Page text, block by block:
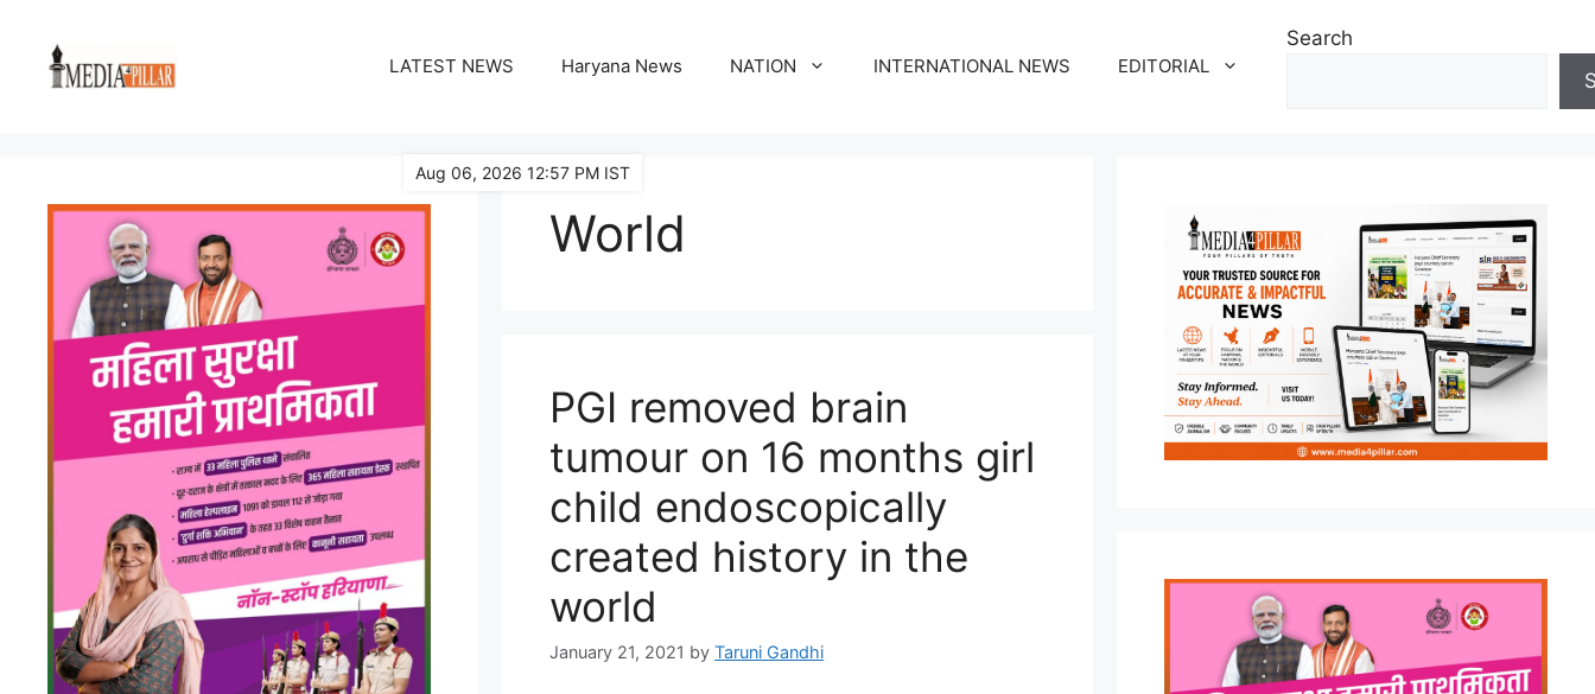
content
LATEST NEWS Haryana News NATION INTERNATIONAL NEWS EDITORIAL
Search
World
PGI removed brain
tumour on 16 months girl
child endoscopically
created history in the
world
January 21, 2021 byTaruni Gandhi
Aug 06, 2026 12:57 PM IST